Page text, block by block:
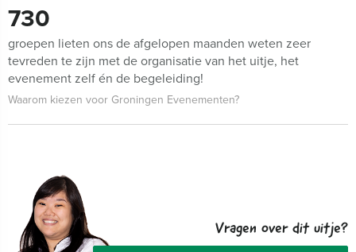
730
groepen lieten ons de afgelopen maanden weten zeer
tevreden te zijn met de organisatie van het uitje, het
evenement zelf én de begeleiding!
Waarom kiezen voor Groningen Evenementen?
Vragen over dit uitje?